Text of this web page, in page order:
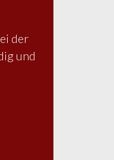
der
und